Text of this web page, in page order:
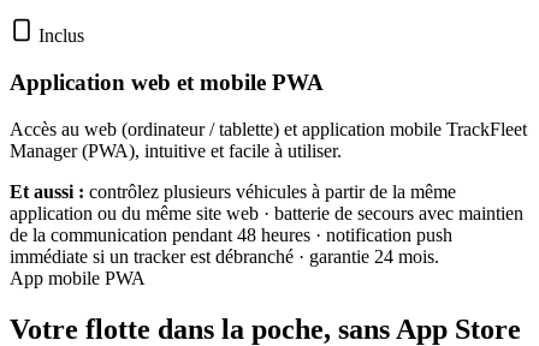
Inclus
Application web et mobile PWA
Accès au web (ordinateur / tablette) et application mobile TrackFleet
Manager (PWA), intuitive et facile à utiliser.
Et aussi : contrôlez plusieurs véhicules à partir de la même
application ou du même site web · batterie de secours avec maintien
de la communication pendant 48 heures · notification push
immédiate si un tracker est débranché · garantie 24 mois.
App mobile PWA
Votre flotte dans la poche, sans App Store